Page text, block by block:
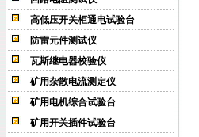
高低压开关柜通电试验台
防雷元件测试仪
瓦斯继电器校验仪
矿用杂散电流测定仪
矿用电机综合试验台
矿用开关插件试验台